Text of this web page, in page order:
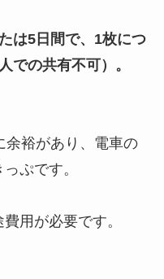
は5日間で、1枚につ
での共有不可）。
余裕があり、電車の
ぷです。
用が必要です。